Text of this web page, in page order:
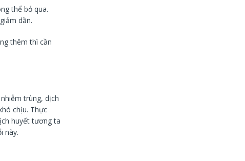
thể bỏ qua.
dần.
thêm thì cần
trùng, dịch
chịu. Thực
huyết tương ta
này.